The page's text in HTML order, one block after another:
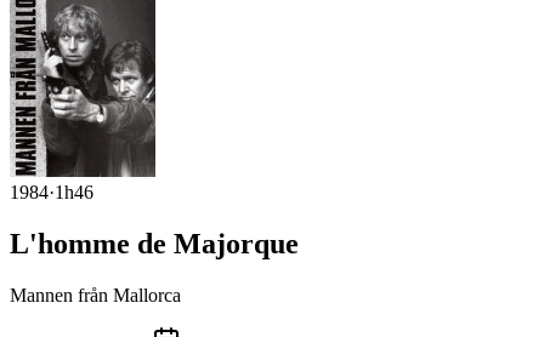
1984·1h46
L'homme de Majorque
Mannen från Mallorca